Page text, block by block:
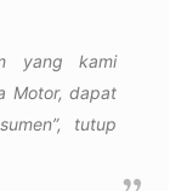
yang kami
Motor, dapat
tutup